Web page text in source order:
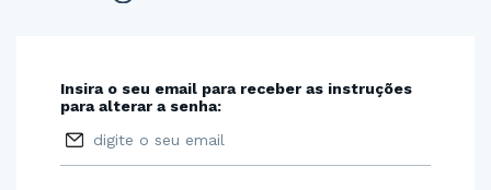
Insira o seu email para receber as instruções
para alterar a senha: